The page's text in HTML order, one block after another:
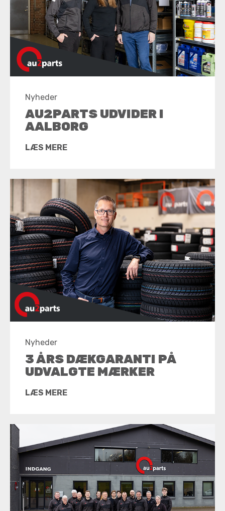
Nyheder
AU2PARTS UDVIDER I
AALBORG
LÆS MERE
Nyheder
3 ÅRS DÆKGARANTI PÅ
UDVALGTE MÆRKER
LÆS MERE